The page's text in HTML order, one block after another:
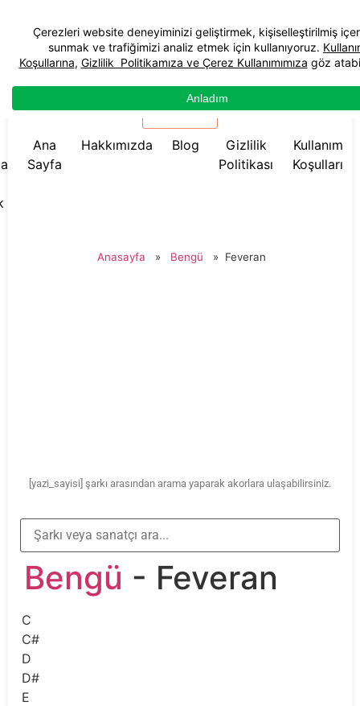
☰ Menü
Ana
Sayfa
Hakkımızda Blog
Gizlilik
Politikası
Kullanım
Koşulları
Anasayfa » Bengü » Feveran
[yazi_sayisi] şarkı arasından arama yaparak akorlara ulaşabilirsiniz.
Bengü - Feveran
C
C#
D
D#
E